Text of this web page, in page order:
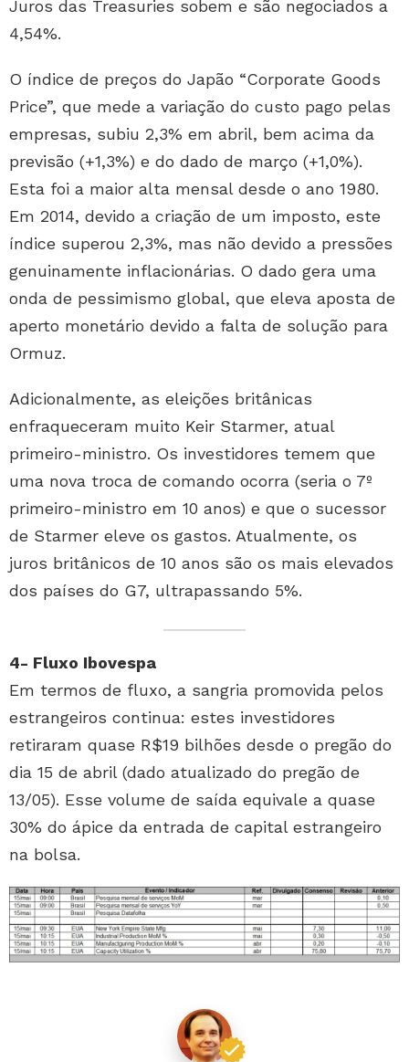
Juros das Treasuries sobem e são negociados a
4,54%.
O índice de preços do Japão “Corporate Goods
Price”, que mede a variação do custo pago pelas
empresas, subiu 2,3% em abril, bem acima da
previsão (+1,3%) e do dado de março (+1,0%).
Esta foi a maior alta mensal desde o ano 1980.
Em 2014, devido a criação de um imposto, este
índice superou 2,3%, mas não devido a pressões
genuinamente inflacionárias. O dado gera uma
onda de pessimismo global, que eleva aposta de
aperto monetário devido a falta de solução para
Ormuz.
Adicionalmente, as eleições britânicas
enfraqueceram muito Keir Starmer, atual
primeiro-ministro. Os investidores temem que
uma nova troca de comando ocorra (seria o 7º
primeiro-ministro em 10 anos) e que o sucessor
de Starmer eleve os gastos. Atualmente, os
juros britânicos de 10 anos são os mais elevados
dos países do G7, ultrapassando 5%.
4- Fluxo Ibovespa
Em termos de fluxo, a sangria promovida pelos
estrangeiros continua: estes investidores
retiraram quase R$19 bilhões desde o pregão do
dia 15 de abril (dado atualizado do pregão de
13/05). Esse volume de saída equivale a quase
30% do ápice da entrada de capital estrangeiro
na bolsa.